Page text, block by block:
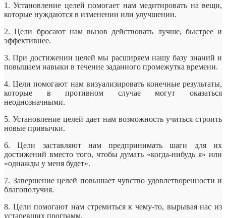
1. Установление целей помогает нам медитировать на вещи,
которые нуждаются в изменении или улучшении.
2. Цели бросают нам вызов действовать лучше, быстрее и
эффективнее.
3. При достижении целей мы расширяем нашу базу знаний и
повышаем навыки в течение заданного промежутка времени.
4. Цели помогают нам визуализировать конечные результаты,
которые в противном случае могут оказаться
неоднозначными.
5. Установление целей дает нам возможность учиться строить
новые привычки.
6. Цели заставляют нам предпринимать шаги для их
достижений вместо того, чтобы думать «когда-нибудь я» или
«однажды у меня будет».
7. Завершение целей повышает чувство удовлетворенности и
благополучия.
8. Цели помогают нам стремиться к чему-то, вырывая нас из
устаревших программ.